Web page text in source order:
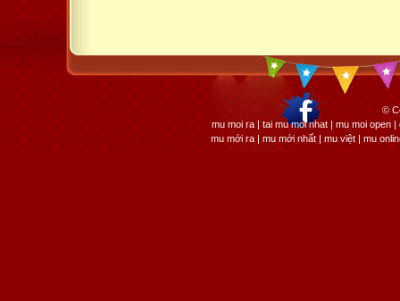
©
mu moi ra | tai mu moi nhat | mu moi open
mu mới ra | mu mới nhất | mu việt | mu